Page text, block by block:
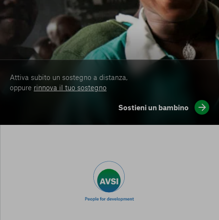
Attiva subito un sostegno a distanza,
oppure rinnova il tuo sostegno
Sostieni un bambino